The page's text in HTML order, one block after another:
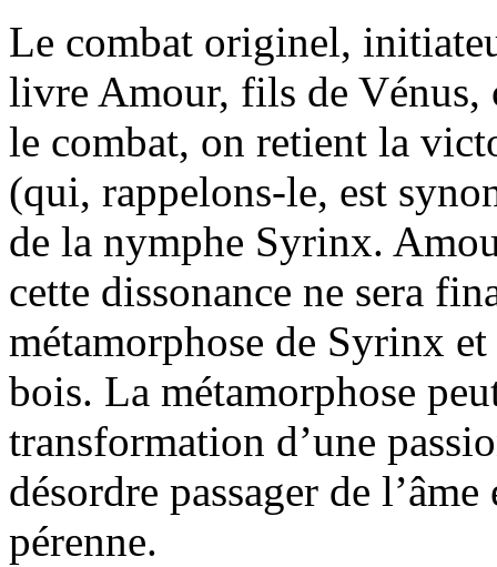
Le combat originel,
livre Amour, fils de Vénus,
le combat, on retient la
(qui, rappelons-le, est
de la nymphe Syrinx.
cette dissonance ne sera
métamorphose de Syrinx
bois. La métamorphose
transformation d’une
désordre passager de
pérenne.